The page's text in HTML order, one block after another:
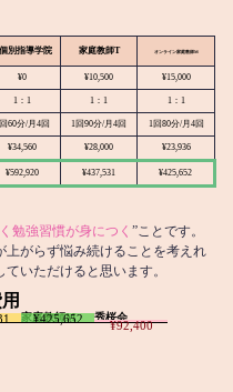
別指導学院 家庭教師T オンライン家庭教師M
¥0 ¥10,500 ¥15,000
1：1 1：1 1：1
60分/月4回 1回90分/月4回 1回80分/月4回
¥34,560 ¥28,000 ¥23,936
¥592,920 ¥437,531 ¥425,652
勉強習慣が身につく ”ことです。
がらず悩み続けることを考えれ
いただけると思います。
家庭教師M
¥425,652 秀桜会
¥92,400